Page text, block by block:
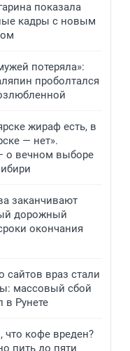
показала
кадры с новым
потеряла»:
проболтался
жираф есть, в
— нет».
о вечном выборе
заканчивают
дорожный
окончания
сайтов враз стали
массовый сбой
в Рунете
что кофе вреден?
пить до пяти